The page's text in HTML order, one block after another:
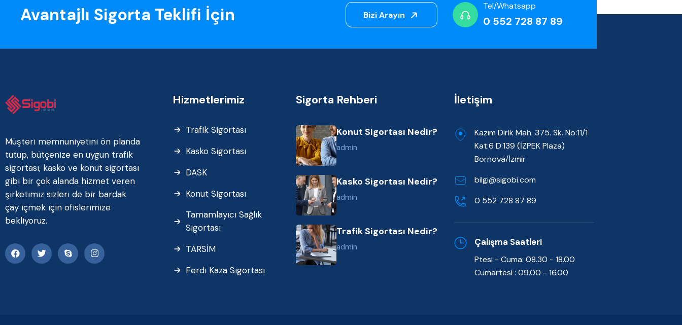
Avantajlı Sigorta Teklifi İçin Bizi Arayın
Tel/Whatsapp
0 552 728 87 89
Müşteri memnuniyetini ön planda
tutup, bütçenize en uygun trafik
sigortası, kasko ve konut sigortası
gibi bir çok alanda hizmet veren
şirketimiz sizleri de bir bardak
çay içmek için ofislerimize
bekliyoruz.
Hizmetlerimiz
Trafik Sigortası
Kasko Sigortası
DASK
Konut Sigortası
Tamamlayıcı Sağlık
Sigortası
TARSİM
Ferdi Kaza Sigortası
Sigorta Rehberi
Konut Sigortası Nedir?
admin
Kasko Sigortası Nedir?
admin
Trafik Sigortası Nedir?
admin
İletişim
Kazım Dirik Mah. 375. Sk. No:11/1
Kat:6 D:139 (İZPEK Plaza)
Bornova/İzmir
bilgi@sigobi.com
0 552 728 87 89
Çalışma Saatleri
Ptesi - Cuma: 08.30 - 18.00
Cumartesi : 09.00 - 16.00